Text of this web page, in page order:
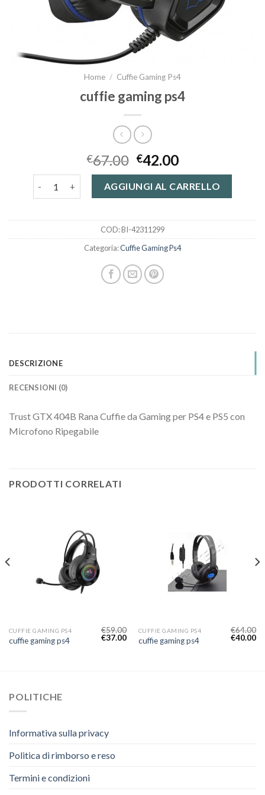
Home / Cuffie Gaming Ps4
cuffie gaming ps4
€67.00 €42.00
cuffie gaming ps4 quantitàAGGIUNGI AL CARRELLO
COD:BI-42311299
Categoria:Cuffie Gaming Ps4
DESCRIZIONE
RECENSIONI (0)
Trust GTX 404B Rana Cuffie da Gaming per PS4 e PS5 con
Microfono Ripegabile
PRODOTTI CORRELATI
CUFFIE GAMING PS4
cuffie gaming ps4
€59.00
€37.00
CUFFIE GAMING PS4
cuffie gaming ps4
€64.00
€40.00
POLITICHE
Informativa sulla privacy
Politica di rimborso e reso
Termini e condizioni